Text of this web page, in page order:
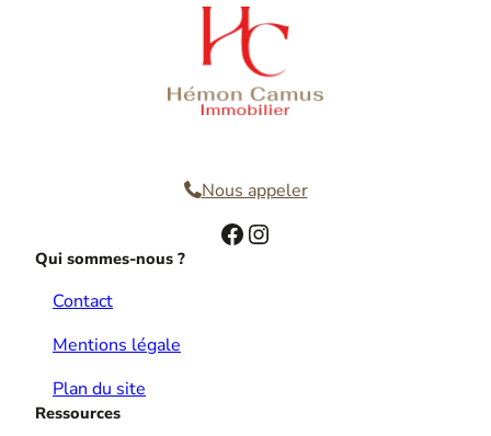
Nous appeler
Facebook Instagram
Qui sommes-nous ?
Contact
Mentions légale
Plan du site
Ressources